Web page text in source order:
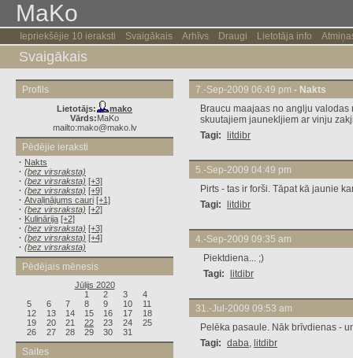
MaKo
Iepriekšējie 10 ieraksti Svaigākais Arhīvs Draugi Lietotāja info
Svaigākais
Profils
Lietotājs:
mako
Vārds:MaKo
mailto:mako@mako.lv
Pēdējie ieraksti
· Nakts
· (bez virsraksta)
· (bez virsraksta) [+3]
· (bez virsraksta) [+9]
· Atvaļinājums cauri [+1]
· (bez virsraksta) [+2]
· Kulinārija [+2]
· (bez virsraksta) [+3]
· (bez virsraksta) [+4]
· (bez virsraksta)
Pēdējais mēnesis
Jūlijs 2020
1
2 3
4
5
6 7 8 9 10
11
12
13 14 15 16 17
18
19
20 21 22 23 24
25
26
27 28 29 30 31
Saites
7.-Sep-2009 06:49 pm - Nakts
Braucu maajaas no anglju
skuutajiem jaunekljiem ar vinju
Tagi:
litdibr
5.-Sep-2009 04:49 pm
Pirts - tas ir forši. Tāpat kā jaunie
Tagi:
litdibr
4.-Sep-2009 09:35 am
Piektdiena... ;)
Tagi:
litdibr
31.-Jul-2009 09:53 am
Pelēka pasaule. Nāk brīvdienas -
Tagi: daba, litdibr